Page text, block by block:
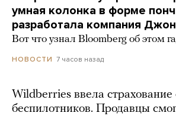
умная колонка в форме
разработала компания
Вот что узнал Bloomberg об этом
НОВОСТИ 7 часов назад
Wildberries ввела страхование
беспилотников. Продавцы